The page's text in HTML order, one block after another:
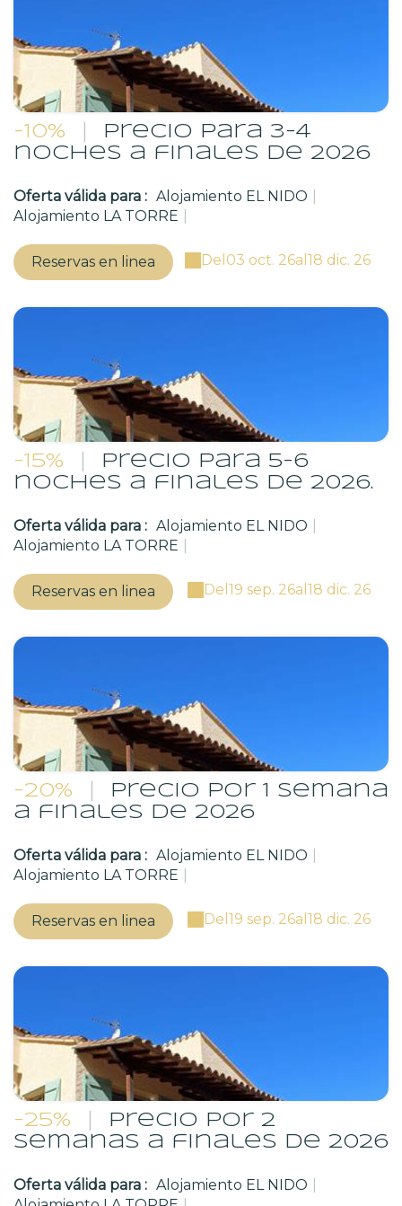
-10%
Precio para 3-4
noches a finales de 2026
Oferta válida para : Alojamiento EL NIDO
Alojamiento LA TORRE
Reservas en linea Del 03 oct. 26al 18 dic. 26
-15%
Precio para 5-6
noches a finales de 2026.
Oferta válida para : Alojamiento EL NIDO
Alojamiento LA TORRE
Reservas en linea Del 19 sep. 26al 18 dic. 26
-20%
Precio por 1 semana
a finales de 2026
Oferta válida para : Alojamiento EL NIDO
Alojamiento LA TORRE
Reservas en linea Del 19 sep. 26al 18 dic. 26
-25%
Precio por 2
semanas a finales de 2026
Oferta válida para : Alojamiento EL NIDO